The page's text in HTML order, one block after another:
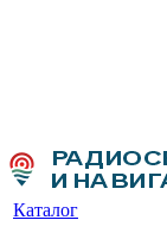
Каталог